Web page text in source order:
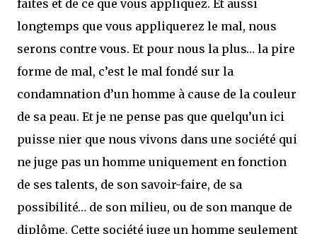
faites et de ce que vous appliquez. Et aussi
longtemps que vous appliquerez le mal, nous
serons contre vous. Et pour nous la plus… la pire
forme de mal, c’est le mal fondé sur la
condamnation d’un homme à cause de la couleur
de sa peau. Et je ne pense pas que quelqu’un ici
puisse nier que nous vivons dans une société qui
ne juge pas un homme uniquement en fonction
de ses talents, de son savoir-faire, de sa
possibilité… de son milieu, ou de son manque de
diplôme. Cette société juge un homme seulement